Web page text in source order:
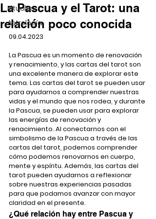
Rituales
Astrología
La Pascua y el Tarot: una
relación poco conocida
09.04.2023
La Pascua es un momento de renovación
y renacimiento, y las cartas del tarot son
una excelente manera de explorar este
tema. Las cartas del tarot se pueden usar
para ayudarnos a comprender nuestras
vidas y el mundo que nos rodea, y durante
la Pascua, se pueden usar para explorar
las energías de renovación y
renacimiento. Al conectarnos con el
simbolismo de la Pascua a través de las
cartas del tarot, podemos comprender
cómo podemos renovarnos en cuerpo,
mente y espíritu. Además, las cartas del
tarot pueden ayudarnos a reflexionar
sobre nuestras experiencias pasadas
para que podamos avanzar con mayor
claridad en el presente.
¿Qué relación hay entre Pascua y